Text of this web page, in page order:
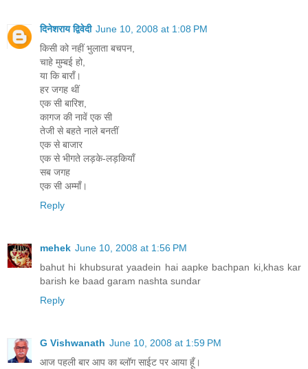
दिनेशराय द्विवेदी June 10, 2008 at 1:08 PM
किसी को नहीं भुलाता बचपन,
चाहे मुम्बई हो,
या कि बाराँ।
हर जगह थीं
एक सी बारिश,
कागज की नावें एक सी
तेजी से बहते नाले बनतीं
एक से बाजार
एक से भीगते लड़के-लड़कियाँ
सब जगह
एक सी अम्माँ।
Reply
mehek June 10, 2008 at 1:56 PM
bahut hi khubsurat yaadein hai aapke bachpan ki,khas kar
barish ke baad garam nashta sundar
Reply
G Vishwanath June 10, 2008 at 1:59 PM
आज पहली बार आप का ब्लॉग साईट पर आया हूँ।